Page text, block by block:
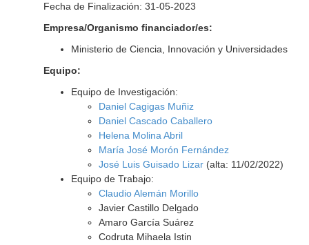
Fecha de Finalización: 31-05-2023
Empresa/Organismo financiador/es:
Ministerio de Ciencia, Innovación y Universidades
Equipo:
Equipo de Investigación:
Daniel Cagigas Muñiz
Daniel Cascado Caballero
Helena Molina Abril
María José Morón Fernández
José Luis Guisado Lizar(alta: 11/02/2022)
Equipo de Trabajo:
Claudio Alemán Morillo
Javier Castillo Delgado
Amaro García Suárez
Codruta Mihaela Istin